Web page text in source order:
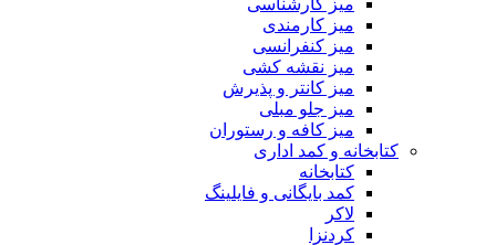
میز کارشناسی
میز کارمندی
میز کنفرانسی
میز نقشه کشی
میز کانتر و پذیرش
میز جلو مبلی
میز کافه و رستوران
کتابخانه و کمد اداری
کتابخانه
کمد بایگانی و فایلینگ
لاکر
کردنزا